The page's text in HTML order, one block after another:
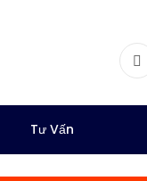
Tư Vấn